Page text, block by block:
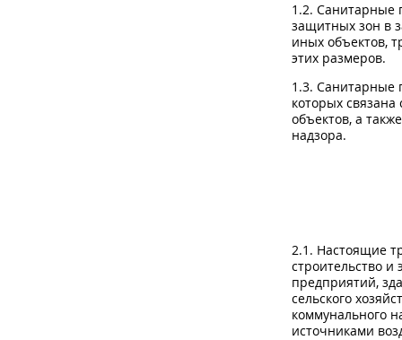
1.2. Санитарные
защитных зон в
иных объектов,
этих размеров.
1.3. Санитарные
которых
объектов, а
надзора.
2.1. Настоящие
строительство
предприятий,
сельского
коммунального
источниками